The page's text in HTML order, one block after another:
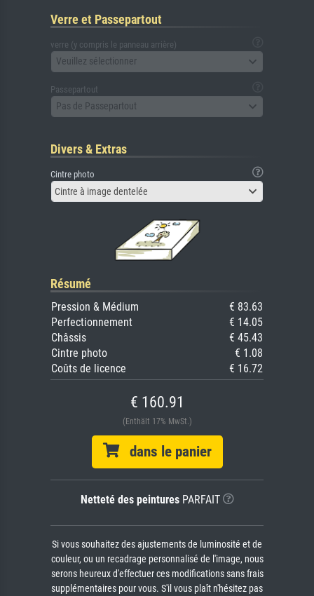
Verre et Passepartout
verre (y compris le panneau arrière)
Veuillez sélectionner
Passepartout
Pas de Passepartout
Divers & Extras
Cintre photo
Cintre à image dentelée
Résumé
Pression & Médium
€ 83.63
Perfectionnement
€ 14.05
Châssis
€ 45.43
Cintre photo
€ 1.08
Coûts de licence
€ 16.72
€ 160.91
(Enthält 17% MwSt.)
dans le panier
Netteté des peinturesPARFAIT
Si vous souhaitez des ajustements de luminosité et de
couleur, ou un recadrage personnalisé de l'image, nous
serons heureux d'effectuer ces modifications sans frais
supplémentaires pour vous. S'il vous plaît n'hésitez pas